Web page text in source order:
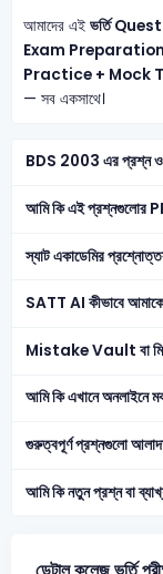
আমাদের এই ভর্তি
Exam
Practice + Mock
— সব একসাথে।
BDS 2003 এর প্রশ্ন ও
আমি কি এই প্রশ্নগুলোর
স্যাট একাডেমির
SATT AI কীভাবে আমাকে
Mistake Vault বা
আমি কি এখানে অনলাইনে
গুরুত্বপূর্ণ প্রশ্নগুলো
আমি কি নতুন প্রশ্ন বা